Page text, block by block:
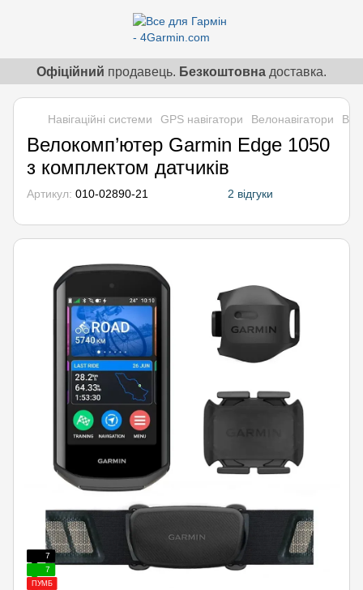
Офіційний продавець. Безкоштовна доставка.
Навігаційні системи GPS навігатори Велонавігатори
Велокомп’ютер Garmin Edge 1050
з комплектом датчиків
Артикул: 010-02890-21 2 відгуки
7
7
ПУМБ